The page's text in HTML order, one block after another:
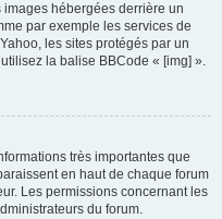
hébergées derrière un
par exemple les services de
les sites protégés par un
la balise BBCode « [img] ».
très importantes que
en haut de chaque forum
Les permissions concernant les
du forum.